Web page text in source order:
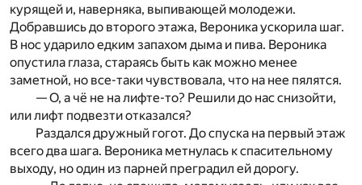
курящей и, наверняка, выпивающей молодежи.
Добравшись до второго этажа, Вероника ускорила шаг.
В нос ударило едким запахом дыма и пива. Вероника
опустила глаза, стараясь быть как можно менее
заметной, но все-таки чувствовала, что на нее пялятся.
— О, а чё не на лифте-то? Решили до нас снизойти,
или лифт подвезти отказался?
Раздался дружный гогот. До спуска на первый этаж
всего два шага. Вероника метнулась к спасительному
выходу, но один из парней преградил ей дорогу.